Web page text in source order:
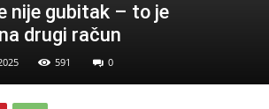
nije gubitak – to je
drugi račun
591 0